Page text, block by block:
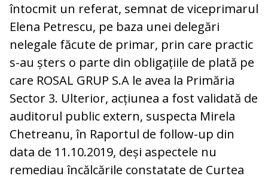
întocmit un referat, semnat de viceprimarul
Elena Petrescu, pe baza unei delegări
nelegale făcute de primar, prin care practic
s-au șters o parte din obligațiile de plată pe
care ROSAL GRUP S.A le avea la Primăria
Sector 3. Ulterior, acțiunea a fost validată de
auditorul public extern, suspecta Mirela
Chetreanu, în Raportul de follow-up din
data de 11.10.2019, deși aspectele nu
remediau încălcările constatate de Curtea